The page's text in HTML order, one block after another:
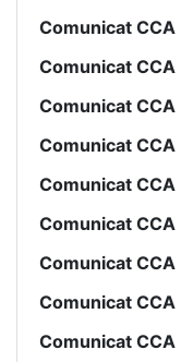
Comunicat CCA
Comunicat CCA
Comunicat CCA
Comunicat CCA
Comunicat CCA
Comunicat CCA
Comunicat CCA
Comunicat CCA
Comunicat CCA